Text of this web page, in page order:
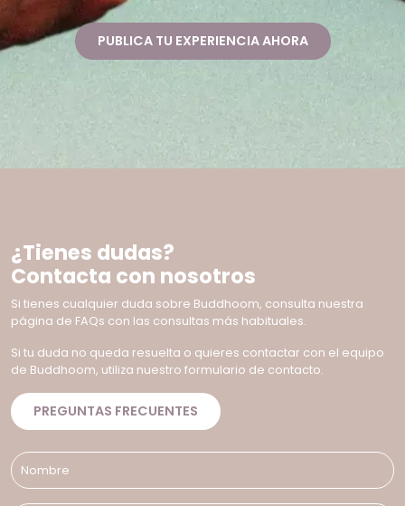
PUBLICA TU EXPERIENCIA AHORA
¿Tienes dudas?
Contacta con nosotros
Si tienes cualquier duda sobre Buddhoom, consulta nuestra
página de FAQs con las consultas más habituales.
Si tu duda no queda resuelta o quieres contactar con el equipo
de Buddhoom, utiliza nuestro formulario de contacto.
PREGUNTAS FRECUENTES